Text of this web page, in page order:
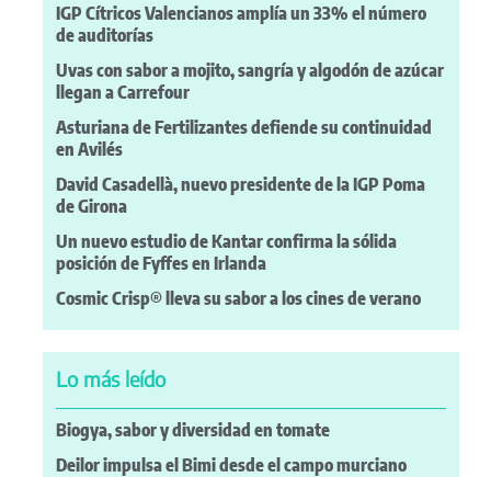
IGP Cítricos Valencianos amplía un 33% el número
de auditorías
Uvas con sabor a mojito, sangría y algodón de azúcar
llegan a Carrefour
Asturiana de Fertilizantes defiende su continuidad
en Avilés
David Casadellà, nuevo presidente de la IGP Poma
de Girona
Un nuevo estudio de Kantar confirma la sólida
posición de Fyffes en Irlanda
Cosmic Crisp® lleva su sabor a los cines de verano
Lo más leído
Biogya, sabor y diversidad en tomate
Deilor impulsa el Bimi desde el campo murciano